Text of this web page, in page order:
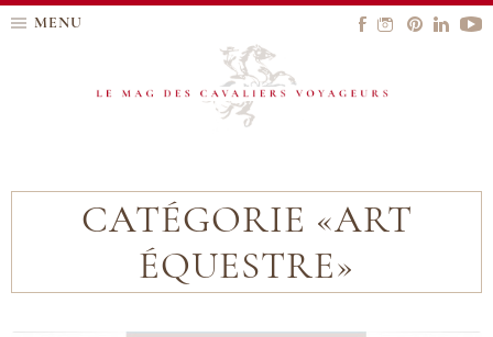
MENU
CATÉGORIE «ART
ÉQUESTRE»